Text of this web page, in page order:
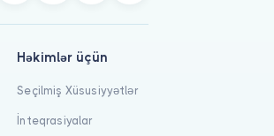
Həkimlər üçün
Seçilmiş Xüsusiyyətlər
İnteqrasiyalar